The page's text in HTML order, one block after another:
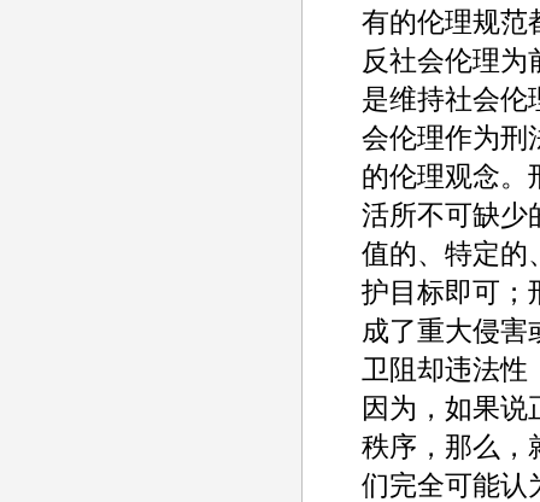
有的伦理规范
反社会伦理为
是维持社会伦
会伦理作为刑
的伦理观念。
活所不可缺少
值的、特定的
护目标即可；
成了重大侵害
卫阻却违法性
因为，如果说
秩序，那么，
们完全可能认